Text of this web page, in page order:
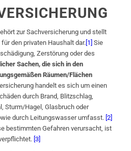
zur Sachversicherung und stellt
den privaten Haushalt dar.[1] Sie
Zerstörung oder des
Sachen, die sich in den
Räumen/Flächen
handelt es sich um einen
durch Brand, Blitzschlag,
Sturm/Hagel, Glasbruch oder
durch Leitungswasser umfasst. [2]
bestimmten Gefahren verursacht, ist
[3]